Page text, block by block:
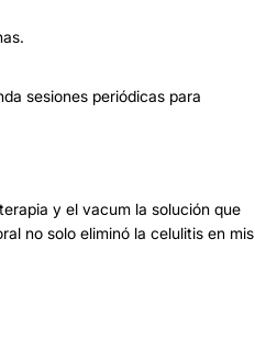
sesiones periódicas para
y el vacum la solución que
no solo eliminó la celulitis en mis